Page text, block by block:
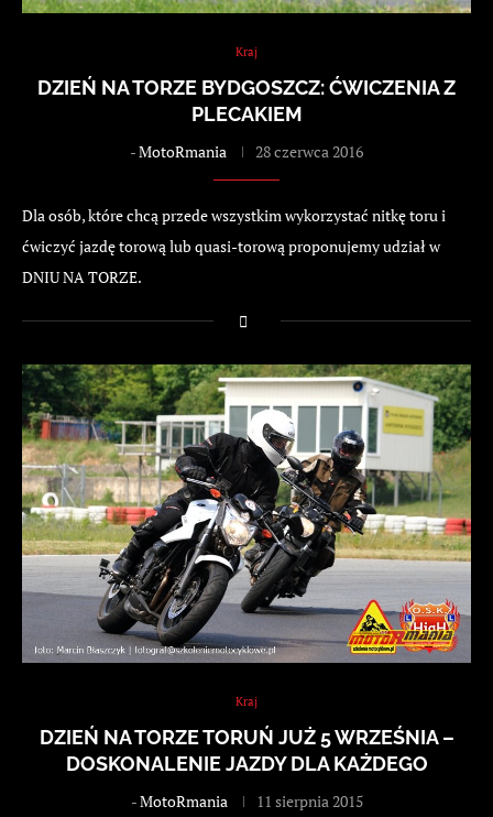
Kraj
DZIEŃ NA TORZE BYDGOSZCZ: ĆWICZENIA Z
PLECAKIEM
-MotoRmania 28 czerwca 2016
Dla osób, które chcą przede wszystkim wykorzystać nitkę toru i
ćwiczyć jazdę torową lub quasi-torową proponujemy udział w
DNIU NA TORZE.
Kraj
DZIEŃ NA TORZE TORUŃ JUŻ 5 WRZEŚNIA –
DOSKONALENIE JAZDY DLA KAŻDEGO
-MotoRmania 11 sierpnia 2015